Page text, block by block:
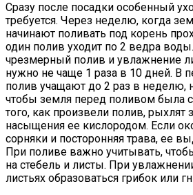
Сразу после посадки особенный
требуется. Через неделю, когда
начинают поливать под корень
один полив уходит по 2 ведра
чрезмерный полив и увлажнение
нужно не чаще 1 раза в 10 дней. В
полив учащают до 2 раз в неделю,
чтобы земля перед поливом была
того, как произвели полив,
насыщения ее кислородом. Если
сорняки и посторонняя трава, ее
При поливе важно учитывать,
на стебель и листы. При
листьях образоваться грибок или